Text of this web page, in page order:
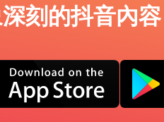
刻的抖音內